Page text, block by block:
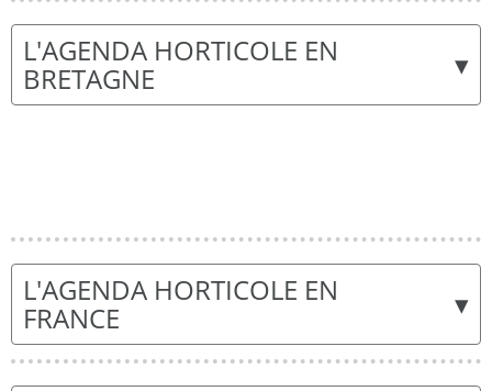
▾
L'AGENDA HORTICOLE EN
BRETAGNE
▾
L'AGENDA HORTICOLE EN
FRANCE